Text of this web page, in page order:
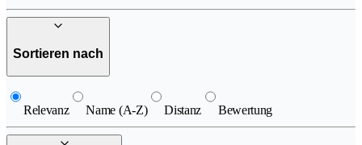
Sortieren nach
Relevanz Name (A-Z) Distanz Bewertung